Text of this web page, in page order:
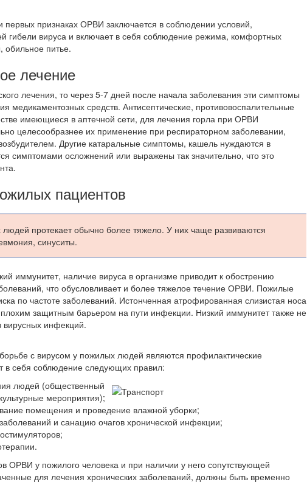
признаках ОРВИ заключается в соблюдении условий,
гибели вируса и включает в себя соблюдение режима, комфортных
питье.
лечение
лечения, то через 5-7 дней после начала заболевания эти симптомы
медикаментозных средств. Антисептические, противовоспалительные
имеющиеся в аптечной сети, для лечения горла при ОРВИ
целесообразнее их применение при респираторном заболевании,
Другие катаральные симптомы, кашель нуждаются в
симптомами осложнений или выражены так значительно, что это
пациентов
протекает обычно более тяжело. У них чаще развиваются
синуситы.
иммунитет, наличие вируса в организме приводит к обострению
что обусловливает и более тяжелое течение ОРВИ. Пожилые
по частоте заболеваний. Истонченная атрофированная слизистая носа
плохим защитным барьером на пути инфекции. Низкий иммунитет также не
вирусных инфекций.
с вирусом у пожилых людей являются профилактические
в себя соблюдение следующих правил:
людей (общественный
мероприятия);
помещения и проведение влажной уборки;
и санацию очагов хронической инфекции;
ОРВИ у пожилого человека и при наличии у него сопутствующей
для лечения хронических заболеваний, должны быть временно